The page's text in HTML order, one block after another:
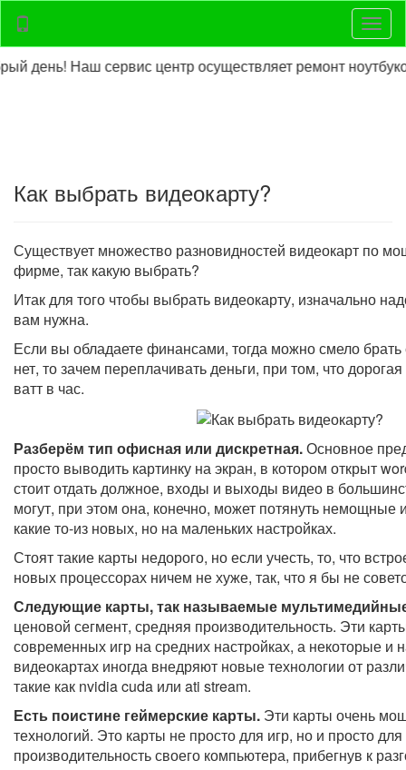
Наш сервис центр осуществляет ремонт
Как выбрать видеокарту?
Существует множество разновидностей видеокарт по
фирме, так какую выбрать?
Итак для того чтобы выбрать видеокарту, изначально
вам нужна.
Если вы обладаете финансами, тогда можно смело
нет, то зачем переплачивать деньги, при том, что
ватт в час.
Разберём тип офисная или дискретная.Основное
просто выводить картинку на экран, в котором открыт
стоит отдать должное, входы и выходы видео в
могут, при этом она, конечно, может потянуть немощные
какие то-из новых, но на маленьких настройках.
Стоят такие карты недорого, но если учесть, то, что
новых процессорах ничем не хуже, так, что я бы не
Следующие карты, так называемые
ценовой сегмент, средняя производительность. Эти
современных игр на средних настройках, а некоторые и
видеокартах иногда внедряют новые технологии от
такие как nvidia cuda или ati stream.
Есть поистине геймерские карты. Эти карты очень
технологий. Это карты не просто для игр, но и просто для
производительность своего компьютера, прибегнув к